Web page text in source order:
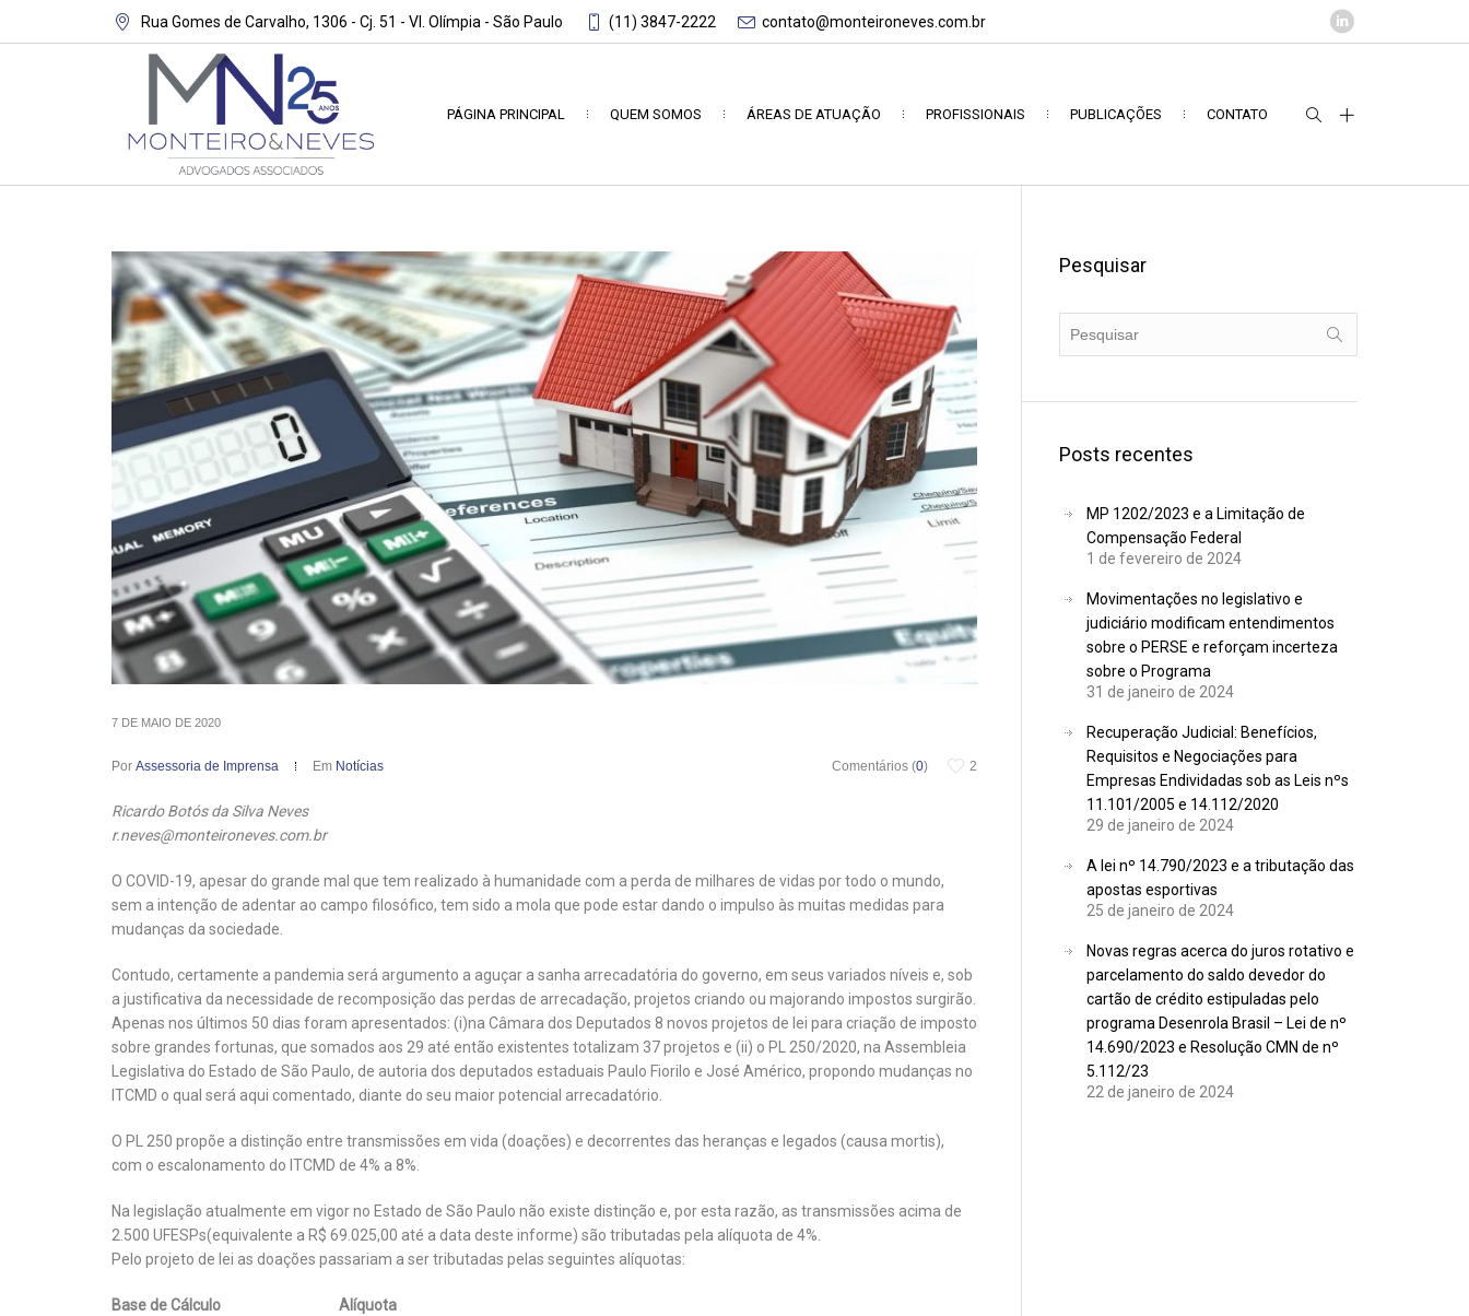
Rua Gomes de Carvalho, 1306 - Cj. 51 - Vl. Olímpia - São Paulo (11) 3847-2222 contato@monteironeves.com.br
PÁGINA PRINCIPAL QUEM SOMOS ÁREAS DE ATUAÇÃO PROFISSIONAIS PUBLICAÇÕES CONTATO
7 DE MAIO DE 2020
Comentários (0) 2
Por Assessoria de Imprensa Em Notícias
Ricardo Botós da Silva Neves
r.neves@monteironeves.com.br
O COVID-19, apesar do grande mal que tem realizado à humanidade com a perda de milhares de vidas por todo o mundo,
sem a intenção de adentar ao campo filosófico, tem sido a mola que pode estar dando o impulso às muitas medidas para
mudanças da sociedade.
Contudo, certamente a pandemia será argumento a aguçar a sanha arrecadatória do governo, em seus variados níveis e, sob
a justificativa da necessidade de recomposição das perdas de arrecadação, projetos criando ou majorando impostos surgirão.
Apenas nos últimos 50 dias foram apresentados: (i)na Câmara dos Deputados 8 novos projetos de lei para criação de imposto
sobre grandes fortunas, que somados aos 29 até então existentes totalizam 37 projetos e (ii) o PL 250/2020, na Assembleia
Legislativa do Estado de São Paulo, de autoria dos deputados estaduais Paulo Fiorilo e José Américo, propondo mudanças no
ITCMD o qual será aqui comentado, diante do seu maior potencial arrecadatório.
O PL 250 propõe a distinção entre transmissões em vida (doações) e decorrentes das heranças e legados (causa mortis),
com o escalonamento do ITCMD de 4% a 8%.
Na legislação atualmente em vigor no Estado de São Paulo não existe distinção e, por esta razão, as transmissões acima de
2.500 UFESPs(equivalente a R$ 69.025,00 até a data deste informe) são tributadas pela alíquota de 4%.
Pelo projeto de lei as doações passariam a ser tributadas pelas seguintes alíquotas:
Base de Cálculo Alíquota
Pesquisar
Posts recentes
MP 1202/2023 e a Limitação de
Compensação Federal
1 de fevereiro de 2024
Movimentações no legislativo e
judiciário modificam entendimentos
sobre o PERSE e reforçam incerteza
sobre o Programa
31 de janeiro de 2024
Recuperação Judicial: Benefícios,
Requisitos e Negociações para
Empresas Endividadas sob as Leis nºs
11.101/2005 e 14.112/2020
29 de janeiro de 2024
A lei nº 14.790/2023 e a tributação das
apostas esportivas
25 de janeiro de 2024
Novas regras acerca do juros rotativo e
parcelamento do saldo devedor do
cartão de crédito estipuladas pelo
programa Desenrola Brasil – Lei de nº
14.690/2023 e Resolução CMN de nº
5.112/23
22 de janeiro de 2024